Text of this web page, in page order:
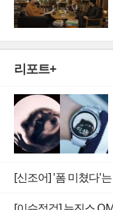
리포트+
[신조어] '폼 미쳤다'